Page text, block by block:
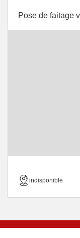
Pose de faitage
indisponible